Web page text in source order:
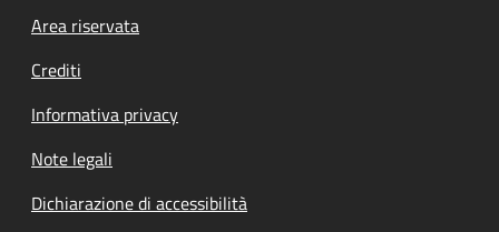
Footer menu
Area riservata
Crediti
Informativa privacy
Note legali
Dichiarazione di accessibilità